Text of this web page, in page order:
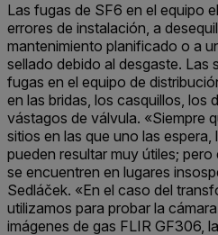
Las fugas de SF6 en el equipo
errores de instalación, a
mantenimiento planificado o a
sellado debido al desgaste. Las
fugas en el equipo de
en las bridas, los casquillos, los
vástagos de válvula. «Siempre
sitios en las que uno las
pueden resultar muy útiles;
se encuentren en lugares
Sedláček. «En el caso del
utilizamos para probar la
imágenes de gas FLIR GF306,